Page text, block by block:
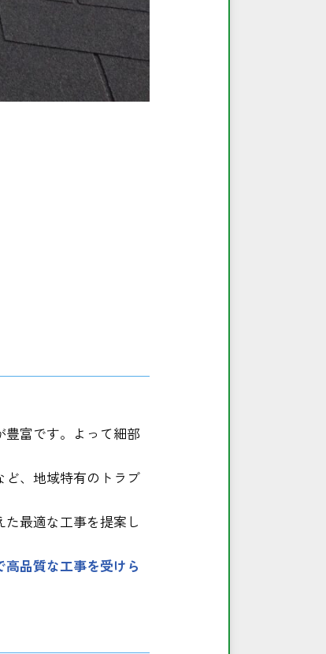
富です。よって細部
、地域特有のトラブ
最適な工事を提案し
高品質な工事を受けら